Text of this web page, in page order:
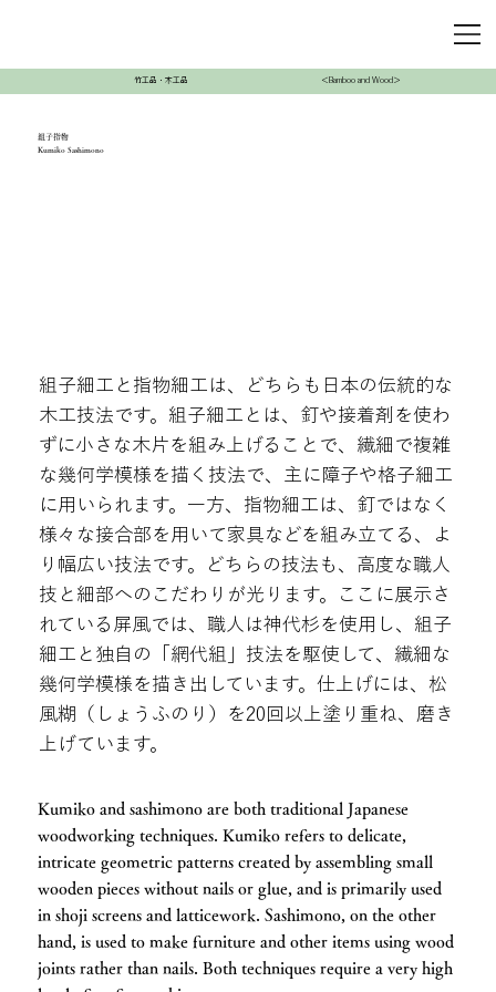
竹工品・木工品 ＜Bamboo and Wood＞
組子指物
Kumiko Sashimono
組子細工と指物細工は、どちらも日本の伝統的な
木工技法です。組子細工とは、釘や接着剤を使わ
ずに小さな木片を組み上げることで、繊細で複雑
な幾何学模様を描く技法で、主に障子や格子細工
に用いられます。一方、指物細工は、釘ではなく
様々な接合部を用いて家具などを組み立てる、よ
り幅広い技法です。どちらの技法も、高度な職人
技と細部へのこだわりが光ります。ここに展示さ
れている屏風では、職人は神代杉を使用し、組子
細工と独自の「網代組」技法を駆使して、繊細な
幾何学模様を描き出しています。仕上げには、松
風糊（しょうふのり）を20回以上塗り重ね、磨き
上げています。
Kumiko and sashimono are both traditional Japanese
woodworking techniques. Kumiko refers to delicate,
intricate geometric patterns created by assembling small
wooden pieces without nails or glue, and is primarily used
in shoji screens and latticework. Sashimono, on the other
hand, is used to make furniture and other items using wood
joints rather than nails. Both techniques require a very high